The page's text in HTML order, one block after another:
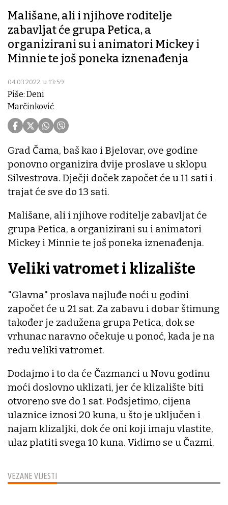
Mališane, ali i njihove roditelje
zabavljat će grupa Petica, a
organizirani su i animatori Mickey i
Minnie te još poneka iznenađenja
04.03.2022. u 13:59
Piše: Deni
Marčinković
VEZANE VIJESTI
Grad Čama, baš kao i Bjelovar, ove godine
ponovno organizira dvije proslave u sklopu
Silvestrova. Dječji doček započet će u 11 sati i
trajat će sve do 13 sati.
Mališane, ali i njihove roditelje zabavljat će
grupa Petica, a organizirani su i animatori
Mickey i Minnie te još poneka iznenađenja.
Veliki vatromet i klizalište
"Glavna" proslava najluđe noći u godini
započet će u 21 sat. Za zabavu i dobar štimung
također je zadužena grupa Petica, dok se
vrhunac naravno očekuje u ponoć, kada je na
redu veliki vatromet.
Dodajmo i to da će Čazmanci u Novu godinu
moći doslovno uklizati, jer će klizalište biti
otvoreno sve do 1 sat. Podsjetimo, cijena
ulaznice iznosi 20 kuna, u što je uključen i
najam klizaljki, dok će oni koji imaju vlastite,
ulaz platiti svega 10 kuna. Vidimo se u Čazmi.